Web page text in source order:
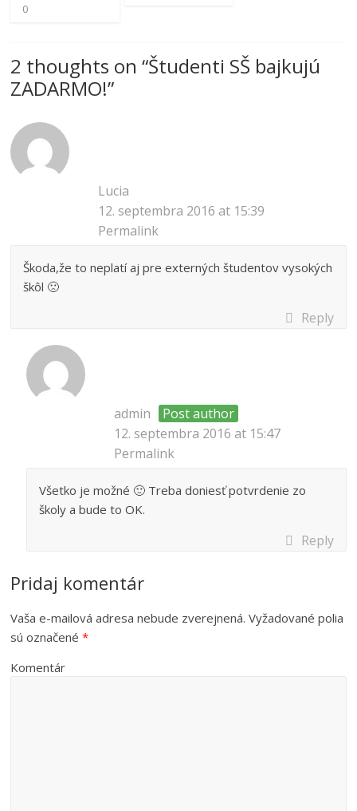
0
2 thoughts on “Študenti SŠ bajkujú
ZADARMO!”
Lucia
12. septembra 2016 at 15:39
Permalink
Škoda,že to neplatí aj pre externých študentov vysokých
škôl 🙁
Reply
admin
Post author
12. septembra 2016 at 15:47
Permalink
Všetko je možné 🙂 Treba doniesť potvrdenie zo
školy a bude to OK.
Reply
Pridaj komentár
Vaša e-mailová adresa nebude zverejnená. Vyžadované polia
sú označené*
Komentár